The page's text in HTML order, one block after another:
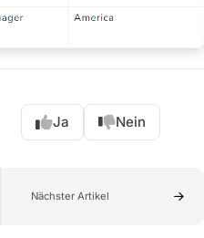
Ja Nein
Nächster Artikel